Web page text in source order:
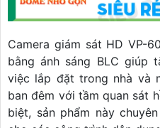
Camera giám sát HD VP-
bằng ánh sáng BLC giúp
việc lắp đặt trong nhà và
ban đêm với tầm quan sát
biệt, sản phẩm này